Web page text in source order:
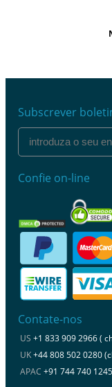
Subscrever
Confie on-line
Contate-nos
US +1 833 909 2966 (
UK+44 808 502 0280
APAC +91 744 740 1245